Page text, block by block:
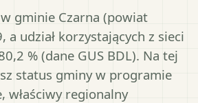
gminie Czarna (powiat
a udział korzystających z sieci
% (dane GUS BDL). Na tej
status gminy w programie
właściwy regionalny